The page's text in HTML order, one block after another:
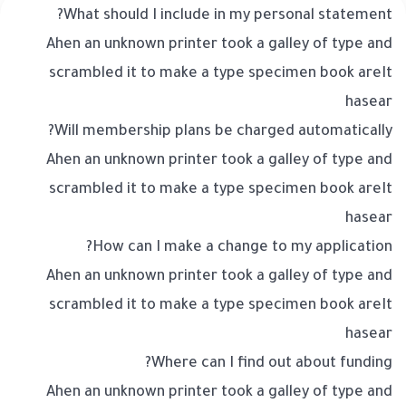
What should I include in my personal statement?
Ahen an unknown printer took a galley of type and
scrambled it to make a type specimen book areIt
hasear
Will membership plans be charged automatically?
Ahen an unknown printer took a galley of type and
scrambled it to make a type specimen book areIt
hasear
How can I make a change to my application?
Ahen an unknown printer took a galley of type and
scrambled it to make a type specimen book areIt
hasear
Where can I find out about funding?
Ahen an unknown printer took a galley of type and